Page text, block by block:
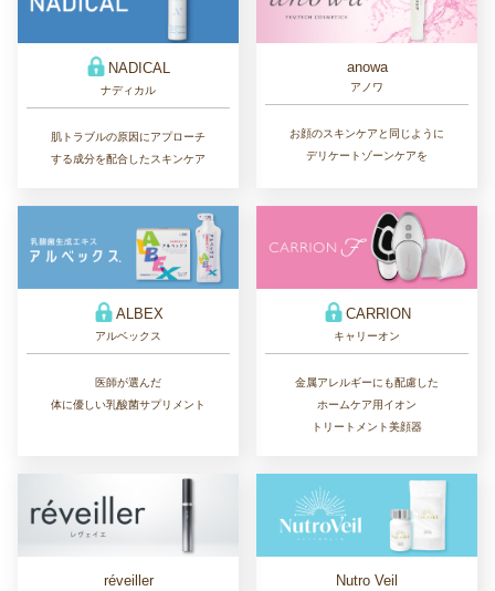
NADICAL
ナディカル
肌トラブルの原因にアプローチ
する成分を配合したスキンケア
anowa
アノワ
お顔のスキンケアと同じように
デリケートゾーンケアを
ALBEX
アルベックス
医師が選んだ
体に優しい乳酸菌サプリメント
CARRION
キャリーオン
金属アレルギーにも配慮した
ホームケア用イオン
トリートメント美顔器
réveiller Nutro Veil